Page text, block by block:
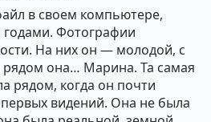
в своем компьютере,
Фотографии
На них он — молодой, с
она… Марина. Та самая
рядом, когда он почти
видений. Она не была